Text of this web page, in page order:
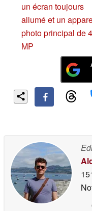
un écran toujours
allumé et un
photo principal de
MP